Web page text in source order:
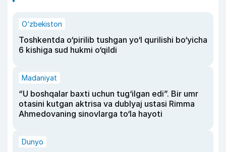
O‘zbekiston
Toshkentda o‘pirilib tushgan yo‘l qurilishi bo‘yicha
6 kishiga sud hukmi o‘qildi
Madaniyat
“U boshqalar baxti uchun tug‘ilgan edi”. Bir umr
otasini kutgan aktrisa va dublyaj ustasi Rimma
Ahmedovaning sinovlarga to‘la hayoti
Dunyo